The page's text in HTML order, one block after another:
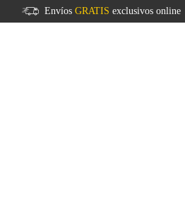
Envíos GRATIS exclusivos online